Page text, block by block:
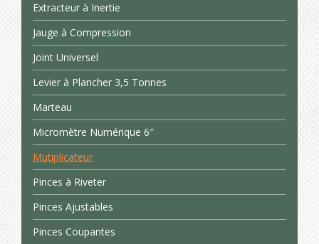
Extracteur à Inertie
Jauge à Compression
Joint Universel
Levier à Plancher 3,5 Tonnes
Marteau
Micromètre Numérique 6″
Mutiplicateur
Pinces à Riveter
Pinces Ajustables
Pinces Coupantes